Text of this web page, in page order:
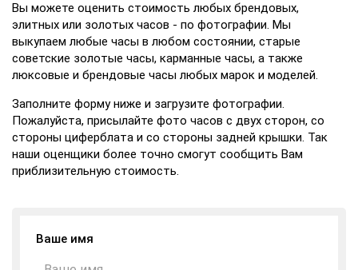
Вы можете оценить стоимость любых брендовых,
элитных или золотых часов - по фотографии. Мы
выкупаем любые часы в любом состоянии, старые
советские золотые часы, карманные часы, а также
люксовые и брендовые часы любых марок и моделей.
Заполните форму ниже и загрузите фотографии.
Пожалуйста, присылайте фото часов с двух сторон, со
стороны циферблата и со стороны задней крышки. Так
наши оценщики более точно смогут сообщить Вам
приблизительную стоимость.
Ваше имя